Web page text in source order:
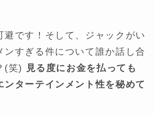
避です！そして、ジャックがい
ンすぎる件について誰か話し合
(笑)
見る度にお金を払っても
ンターテインメント性を秘めて